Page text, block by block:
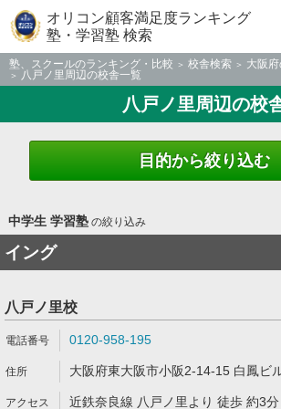
オリコン顧客満足度ランキング
塾・学習塾 検索
塾、スクールのランキング・比較 校舎検索
大阪
八戸ノ里周辺の校舎一覧
八戸ノ里周辺の校
目的から絞り込む
中学生 学習塾の絞り込み
イング
八戸ノ里校
0120-958-195
大阪府東大阪市小阪2-14-15 白鳳ビ
近鉄奈良線 八戸ノ里より 徒歩 約3分